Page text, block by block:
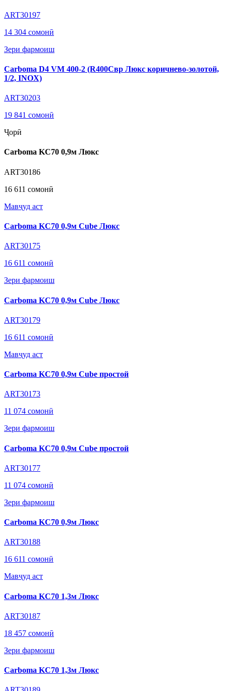
ART30197
14 304 сомонӣ
Зери фармоиш
Carboma D4 VM 400-2 (R400Cвр Люкс коричнево-золотой,
1/2, INOX)
ART30203
19 841 сомонӣ
Ҷорӣ
Carboma KC70 0,9м Люкс
ART30186
16 611 сомонӣ
Мавҷуд аст
Carboma KC70 0,9м Cube Люкс
ART30175
16 611 сомонӣ
Зери фармоиш
Carboma KC70 0,9м Cube Люкс
ART30179
16 611 сомонӣ
Мавҷуд аст
Carboma KC70 0,9м Cube простой
ART30173
11 074 сомонӣ
Зери фармоиш
Carboma KC70 0,9м Cube простой
ART30177
11 074 сомонӣ
Зери фармоиш
Carboma KC70 0,9м Люкс
ART30188
16 611 сомонӣ
Мавҷуд аст
Carboma KC70 1,3м Люкс
ART30187
18 457 сомонӣ
Зери фармоиш
Carboma KC70 1,3м Люкс